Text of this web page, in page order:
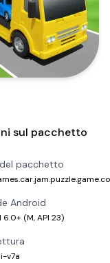
sul pacchetto
pacchetto
Android
6.0+ (M, API 23)
v7a